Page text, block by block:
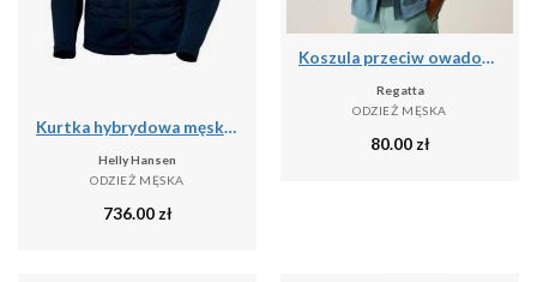
Kurtka hybrydowa męska Helly Hansen HP Hybrid Stretch Insulator
Helly Hansen
ODZIEŻ MĘSKA
736.00 zł
Koszula przeciw owadom Regatta Travel Light
Regatta
ODZIEŻ MĘSKA
80.00 zł